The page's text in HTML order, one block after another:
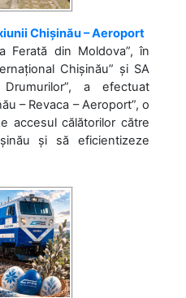
Chișinău – Aeroport
Ferată din Moldova”, în
Chișinău” și SA
a efectuat
– Revaca – Aeroport”, o
accesul călătorilor către
și să eficientizeze